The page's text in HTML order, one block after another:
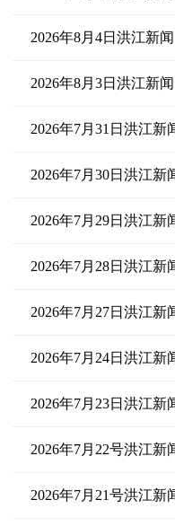
2026年8月4日洪江新闻
2026年8月3日洪江新闻
2026年7月31日洪江新
2026年7月30日洪江新
2026年7月29日洪江新
2026年7月28日洪江新
2026年7月27日洪江新
2026年7月24日洪江新
2026年7月23日洪江新
2026年7月22号洪江新
2026年7月21号洪江新